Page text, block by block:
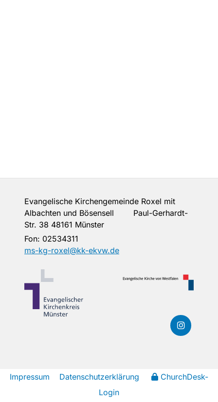
Evangelische Kirchengemeinde Roxel mit
Albachten und Bösensell Paul-Gerhardt-
Str. 38 48161 Münster
Fon: 02534311
ms-kg-roxel@kk-ekvw.de
Impressum Datenschutzerklärung
ChurchDesk-
Login